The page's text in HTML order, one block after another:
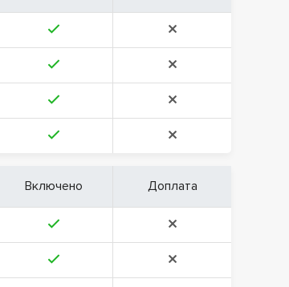
Включено Доплата